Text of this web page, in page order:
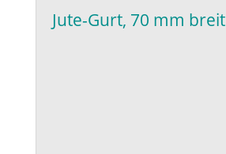
Jute-Gurt, 70 mm breit